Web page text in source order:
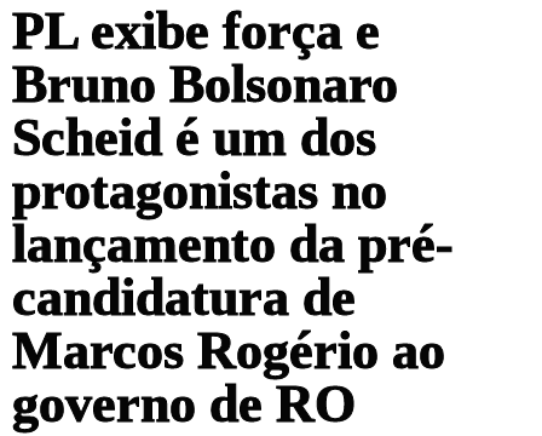
PL exibe força e
Bruno Bolsonaro
Scheid é um dos
protagonistas no
lançamento da pré-
candidatura de
Marcos Rogério ao
governo de RO